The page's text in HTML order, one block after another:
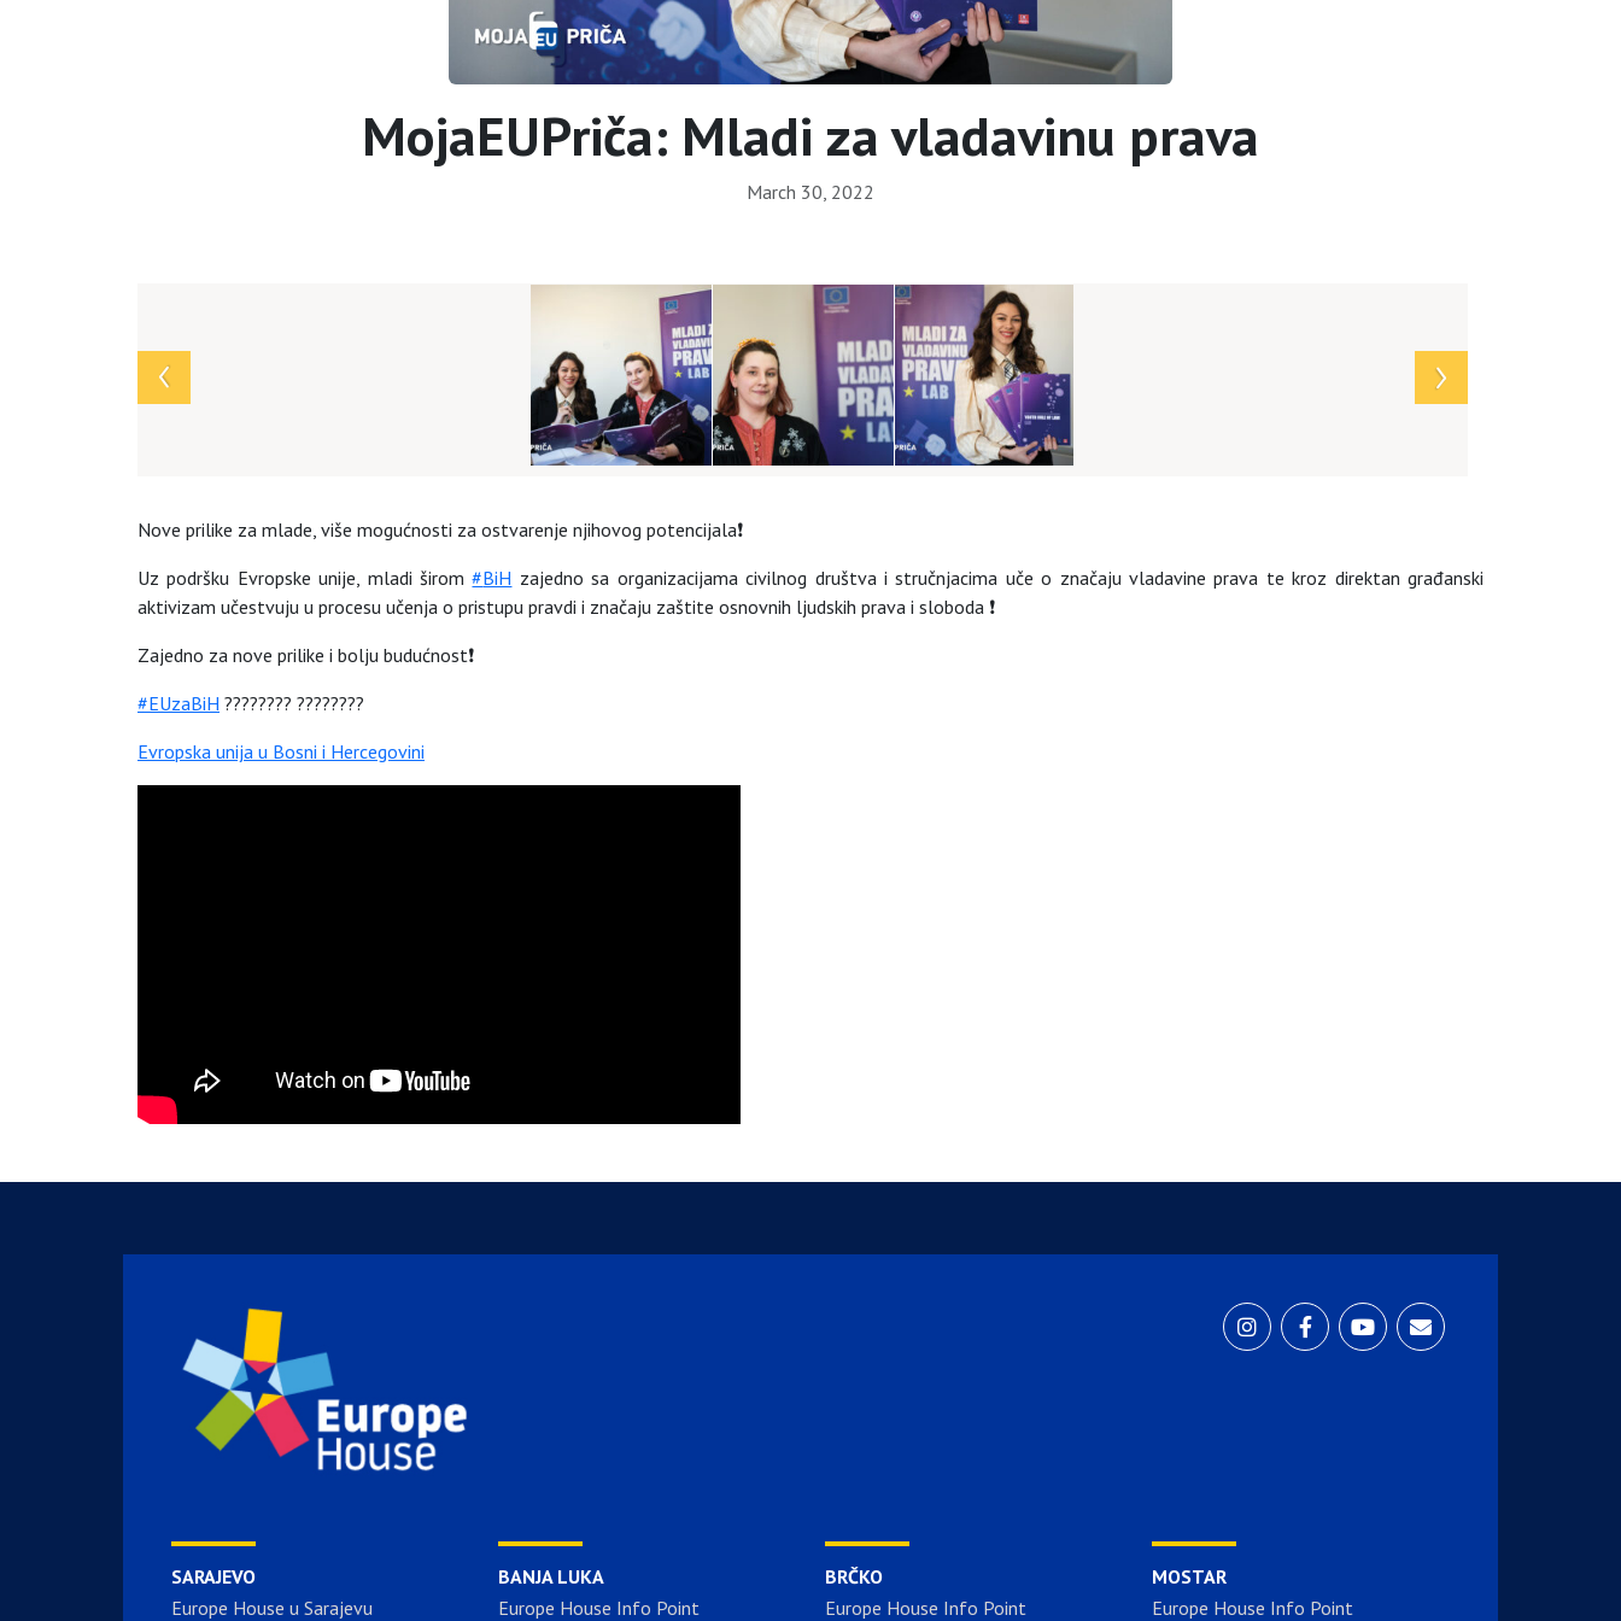
MojaEUPriča: Mladi za vladavinu prava
March 30, 2022
Nove prilike za mlade, više mogućnosti za ostvarenje njihovog potencijala❗️
Uz podršku Evropske unije, mladi širom#BiH zajedno sa organizacijama civilnog društva i stručnjacima uče o značaju vladavine prava te kroz direktan građanski
aktivizam učestvuju u procesu učenja o pristupu pravdi i značaju zaštite osnovnih ljudskih prava i sloboda ❗️
Zajedno za nove prilike i bolju budućnost❗️
#EUzaBiH ???????? ????????
Evropska unija u Bosni i Hercegovini
SARAJEVO
Europe House u Sarajevu
BANJA LUKA
Europe House Info Point
BRČKO
Europe House Info Point
MOSTAR
Europe House Info Point